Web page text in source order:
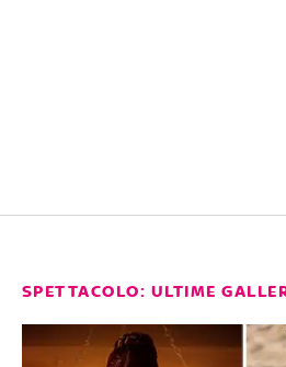
SPETTACOLO: ULTIME